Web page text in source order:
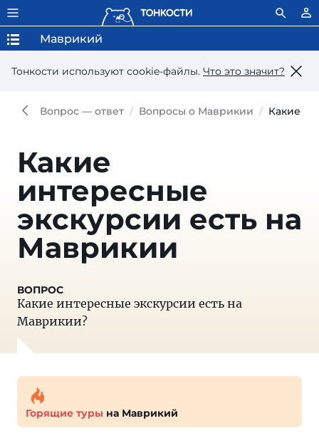
Тонкости используют сookie-файлы. Что это значит?
Маврикий
Вопрос — ответ Вопросы о Маврикии Какие
Какие
интересные
экскурсии есть на
Маврикии
Какие интересные экскурсии есть на
Маврикии?
Горящие туры на Маврикий